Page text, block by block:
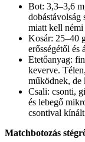
Bot: 3,3–3,6
dobástávolság
miatt kell némi
Kosár: 25–40
erősségétől és
Etetőanyag:
keverve.
működnek, de
Csali: csonti,
és lebegő
csontival
Matchbotozás